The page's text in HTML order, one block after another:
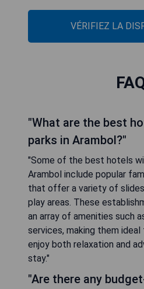
VÉRIFIEZ LA
"What are the best
parks in Arambol?"
"Some of the best hotels
Arambol include popular
that offer a variety of
play areas. These
an array of amenities such
services, making them
enjoy both relaxation and
stay."
"Are there any